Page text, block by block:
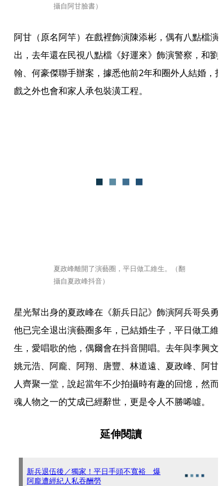
攝自阿甘臉書）
阿甘（原名阿竿）在戲裡飾演陳添彬，偶有八點檔演
出，去年還在民視八點檔《好運來》飾演警察，和劉
翰、何豪傑聯手辦案，據悉他前2年和圈外人結婚，
戲之外也會和家人承包裝潢工程。
夏政峰離開了演藝圈，平日做工維生。（翻
攝自夏政峰抖音）
星光幫出身的夏政峰在《新兵日記》飾演阿兵哥吳勇
他已完全退出演藝圈多年，已結婚生子，平日做工維
生，愛唱歌的他，偶爾會在抖音開唱。去年與李興文
姚元浩、阿龐、阿翔、唐豐、林道遠、夏政峰、阿甘
人齊聚一堂，說起當年不少拍攝時有趣的回憶，然而
魂人物之一的艾成已經辭世，更是令人不勝唏噓。
延伸閱讀
新兵退伍後／獨家！平日手頭不寬裕 爆
阿龐遭經紀人私吞酬勞